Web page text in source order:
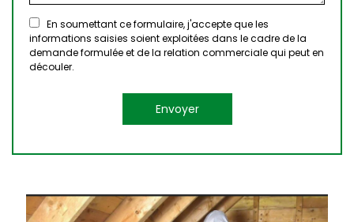
En soumettant ce formulaire, j'accepte que les
informations saisies soient exploitées dans le cadre de la
demande formulée et de la relation commerciale qui peut en
découler.